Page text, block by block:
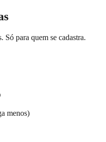
Só para quem se cadastra.
menos)